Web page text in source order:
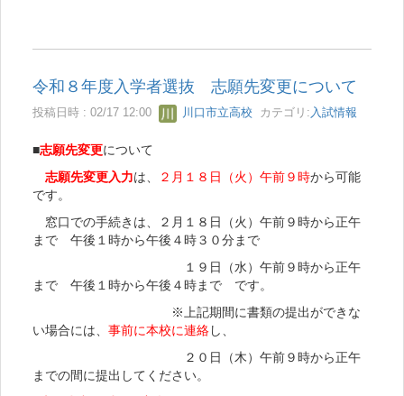
令和８年度入学者選抜 志願先変更について
投稿日時 : 02/17 12:00 川口市立高校 カテゴリ: 入試情報
■志願先変更について
志願先変更入力は、 ２月１８日（火）午前９時から可能
です。
窓口での手続きは、２月１８日（火）午前９時から正午
まで 午後１時から午後４時３０分まで
１９日（水）午前９時から正午
まで 午後１時から午後４時まで です。
※上記期間に書類の提出ができな
い場合には、 事前に本校に連絡し、
２０日（木）午前９時から正午
までの間に提出してください。